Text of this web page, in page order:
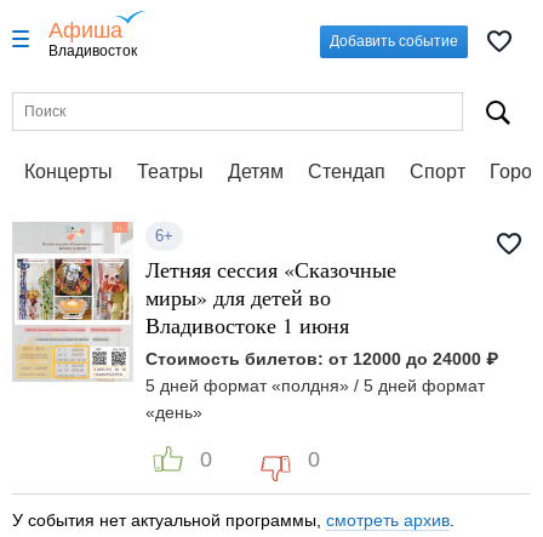
Афиша
Владивосток
Добавить событие
Концерты Театры Детям Стендап Спорт
6+
Летняя сессия «Сказочные
миры» для детей во
Владивостоке 1 июня
Стоимость билетов: от 12000 до 24000 ₽
5 дней формат «полдня» / 5 дней формат
«день»
0 0
У события нет актуальной программы, смотреть архив